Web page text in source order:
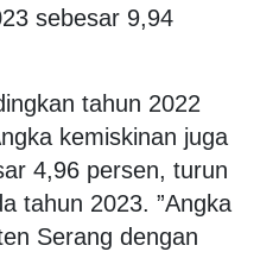
sebesar 9,94
tahun 2022
kemiskinan juga
4,96 persen, turun
tahun 2023. ”Angka
Serang dengan